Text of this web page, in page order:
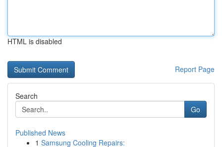
HTML is disabled
Report Page
Search
Go
Published News
1 Samsung Cooling Repairs: